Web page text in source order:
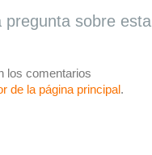
pregunta sobre esta
los comentarios
de la página principal.